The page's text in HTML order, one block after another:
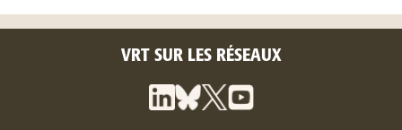
VRT SUR LES RÉSEAUX